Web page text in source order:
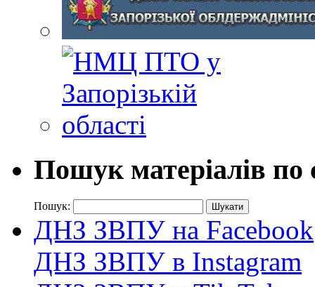
Пошук матеріалів по
Пошук:
ДНЗ ЗВПУ на Facebook
ДНЗ ЗВПУ в Instagram